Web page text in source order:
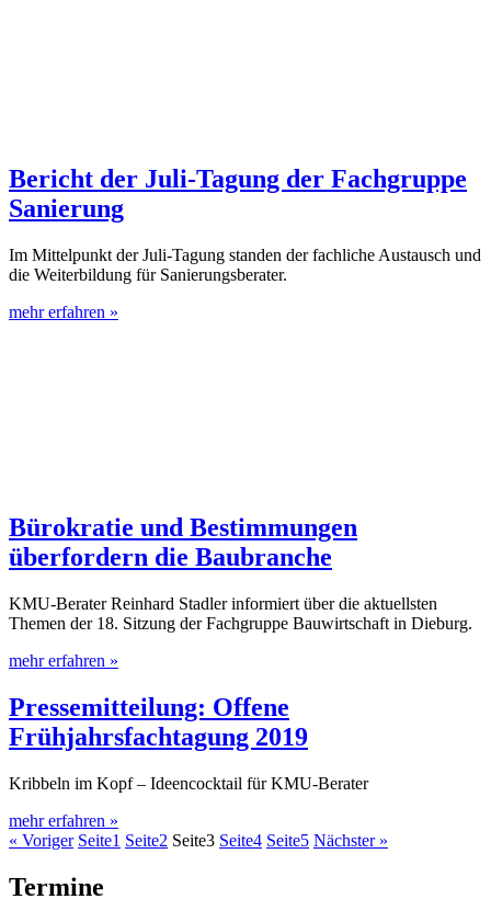
Bericht der Juli-Tagung der Fachgruppe
Sanierung
Im Mittelpunkt der Juli-Tagung standen der fachliche Austausch und
die Weiterbildung für Sanierungsberater.
mehr erfahren »
Bürokratie und Bestimmungen
überfordern die Baubranche
KMU-Berater Reinhard Stadler informiert über die aktuellsten
Themen der 18. Sitzung der Fachgruppe Bauwirtschaft in Dieburg.
mehr erfahren »
Pressemitteilung: Offene
Frühjahrsfachtagung 2019
Kribbeln im Kopf – Ideencocktail für KMU-Berater
mehr erfahren »
« Voriger Seite1 Seite2 Seite3 Seite4 Seite5 Nächster »
Termine